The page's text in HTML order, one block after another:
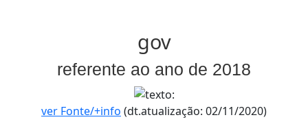
gov
referente ao ano de 2018
ver Fonte/+info (dt.atualização: 02/11/2020)